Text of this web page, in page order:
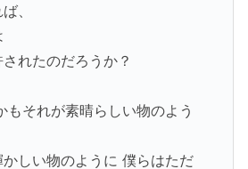
、
れたのだろうか？
もそれが素晴らしい物のよう
しい物のように 僕らはただ